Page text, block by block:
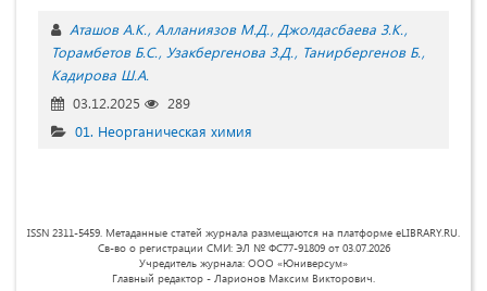
Аташов А.К. Алланиязов М.Д. Джолдасбаева З.К.
Торамбетов Б.С.
Узакбергенова З.Д.
Танирбергенов Б.
Кадирова Ш.А.
03.12.2025
289
01. Неорганическая химия
ISSN 2311-5459. Метаданные статей журнала размещаются на платформе eLIBRARY.RU.
Св-во о регистрации СМИ: ЭЛ № ФС77-91809 от 03.07.2026
Учредитель журнала: ООО «Юниверсум»
Главный редактор - Ларионов Максим Викторович.